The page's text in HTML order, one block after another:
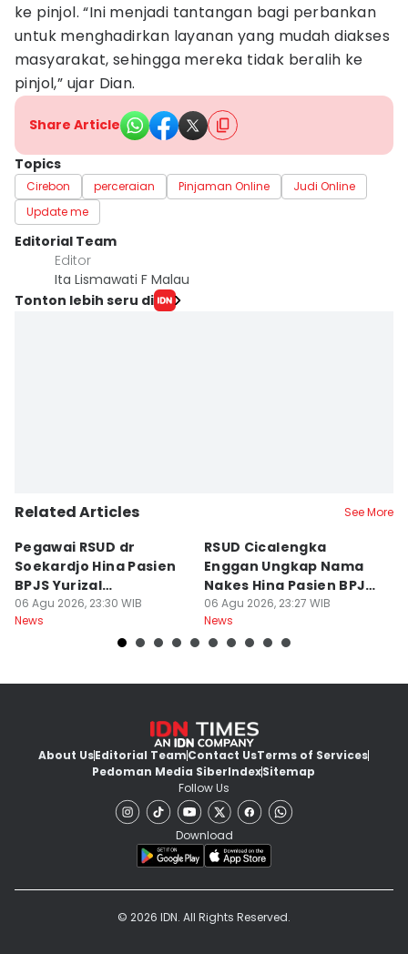
ke pinjol. “Ini menjadi tantangan bagi perbankan
untuk menghadirkan layanan yang mudah diakses
masyarakat, sehingga mereka tidak beralih ke
pinjol,” ujar Dian.
Share Article
Topics
Cirebon perceraian Pinjaman Online
Judi Online
Update me
Editorial Team
Editor
Ita Lismawati F Malau
Tonton lebih seru di
Related Articles See More
Pegawai RSUD dr
Soekardjo Hina Pasien
BPJS Yurizal
Mengundurkan Diri
06 Agu 2026, 23:30 WIB
News
RSUD Cicalengka
Enggan Ungkap Nama
Nakes Hina Pasien BPJS
Yurizal
06 Agu 2026, 23:27 WIB
News
About UsEditorial TeamContact UsTerms of Services
Pedoman Media SiberIndexSitemap
Follow Us
Download
© 2026 IDN. All Rights Reserved.